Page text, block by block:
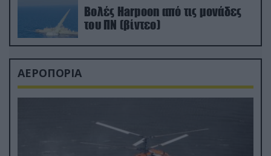
Βολές Harpoon από τις μονάδες
του ΠΝ (βίντεο)
ΑΕΡΟΠΟΡΙΑ